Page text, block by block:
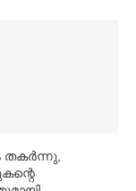
തകര്‍ന്നു,